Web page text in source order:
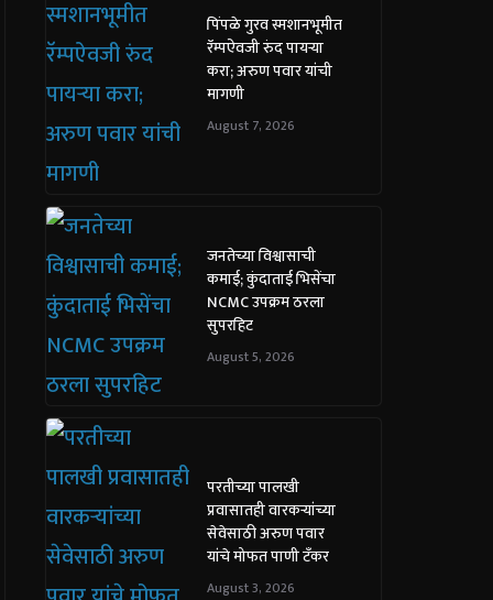
पिंपळे गुरव स्मशानभूमीत
रॅम्पऐवजी रुंद पायऱ्या
करा; अरुण पवार यांची
मागणी
August 7, 2026
जनतेच्या विश्वासाची
कमाई; कुंदाताई भिसेंचा
NCMC उपक्रम ठरला
सुपरहिट
August 5, 2026
परतीच्या पालखी
प्रवासातही वारकऱ्यांच्या
सेवेसाठी अरुण पवार
यांचे मोफत पाणी टँकर
August 3, 2026